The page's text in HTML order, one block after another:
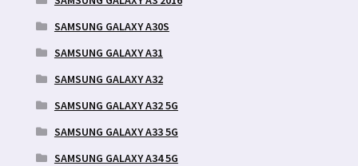
SAMSUNG GALAXY A30S
SAMSUNG GALAXY A31
SAMSUNG GALAXY A32
SAMSUNG GALAXY A32 5G
SAMSUNG GALAXY A33 5G
SAMSUNG GALAXY A34 5G